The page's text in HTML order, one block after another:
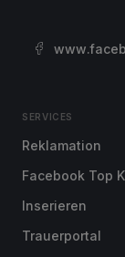
SERVICES
Reklamation
Facebook Top
Inserieren
Trauerportal